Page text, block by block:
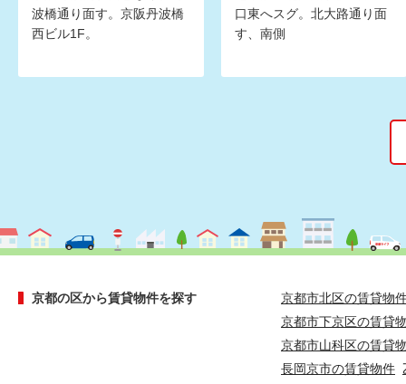
波橋通り面す。京阪丹波橋
西ビル1F。
口東へスグ。北大路通り面
す、南側
京都の区から賃貸物件を探す
京都市北区の賃貸物
京都市下京区の賃貸
京都市山科区の賃貸
長岡京市の賃貸物件